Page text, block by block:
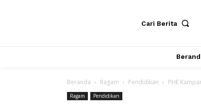
Cari Berita
Beranda Ragam Pendidikan PHE
Ragam Pendidikan